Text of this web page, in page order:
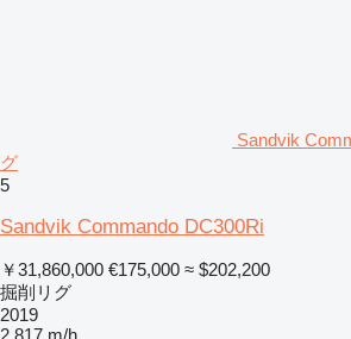
Sandvik
グ
5
Sandvik Commando DC300Ri
￥31,860,000 €175,000 ≈ $202,200
掘削リグ
2019
2,817 m/h